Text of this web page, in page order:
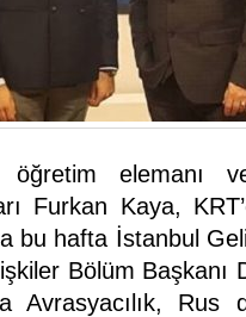
öğretim elemanı
Furkan Kaya,
bu hafta İstanbul
Bölüm Başkanı
Avrasyacılık, Rus